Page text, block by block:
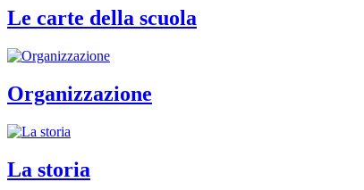
Le carte della scuola
Organizzazione
La storia